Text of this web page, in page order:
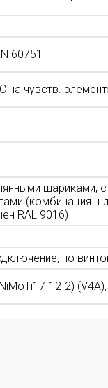
60751
на чувств.
шариками, с
(комбинация
RAL 9016)
по
12-2)